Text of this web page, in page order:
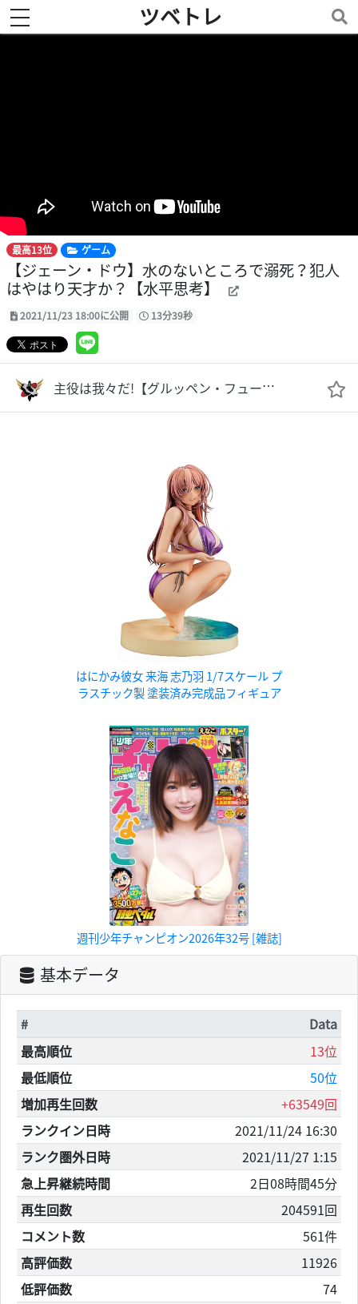
toggle navigation ツベトレ
最高13位 ゲーム
【ジェーン・ドウ】水のないところで溺死？犯人
はやはり天才か？【水平思考】
2021/11/23 18:00に公開 13分39秒
主役は我々だ!【グルッペン・フューラー】
はにかみ彼女 来海 志乃羽 1/7スケール プ
ラスチック製 塗装済み完成品フィギュア
週刊少年チャンピオン2026年32号 [雑誌]
基本データ
#
Data
最高順位
13位
最低順位
50位
増加再生回数
+63549回
ランクイン日時
2021/11/24 16:30
ランク圏外日時
2021/11/27 1:15
急上昇継続時間
2日08時間45分
再生回数
204591回
コメント数
561件
高評価数
11926
低評価数
74